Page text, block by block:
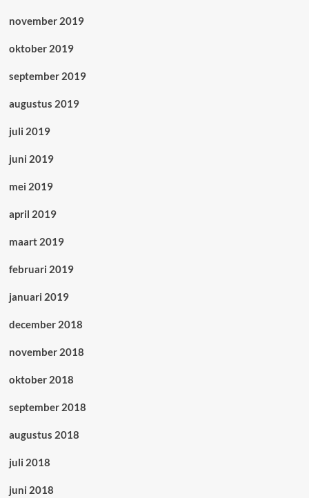
november 2019
oktober 2019
september 2019
augustus 2019
juli 2019
juni 2019
mei 2019
april 2019
maart 2019
februari 2019
januari 2019
december 2018
november 2018
oktober 2018
september 2018
augustus 2018
juli 2018
juni 2018